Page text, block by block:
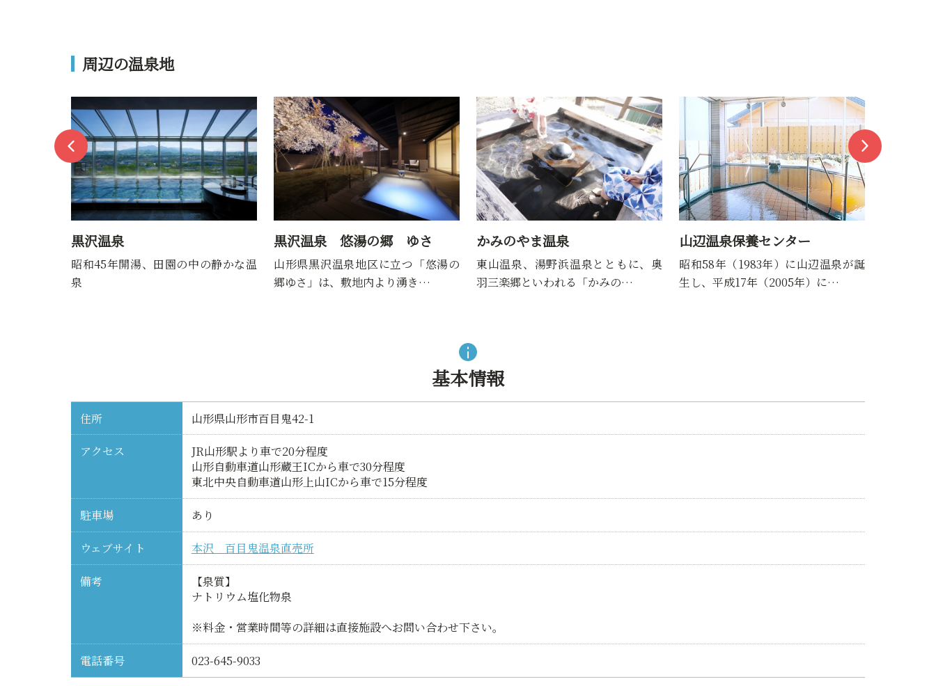
周辺の温泉地
黒沢温泉 悠湯の郷 ゆさ
山形県黒沢温泉地区に立つ「悠湯の
郷ゆさ」は、敷地内より湧き…
かみのやま温泉
東山温泉、湯野浜温泉とともに、奥
羽三楽郷といわれる「かみの…
山辺温泉保養センター
昭和58年（1983年）に山辺温泉が誕
生し、平成17年（2005年）に…
沼木温泉 辻ヶ花
天井の高い洗い場つきの大浴場、屋
根付きの露天風呂、サウナ完…
基本情報
住所 山形県山形市百目鬼42-1
アクセス
JR山形駅より車で20分程度
山形自動車道山形蔵王ICから車で30分程度
東北中央自動車道山形上山ICから車で15分程度
駐車場 あり
ウェブサイト 本沢 百目鬼温泉直売所
備考
【泉質】
ナトリウム塩化物泉
※料金・営業時間等の詳細は直接施設へお問い合わせ下さい。
電話番号 023-645-9033